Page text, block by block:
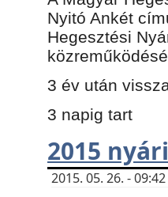
Nyitó Ankét
Hegesztési
3 év után
3 napig tart
2015
2015. 05. 26. -